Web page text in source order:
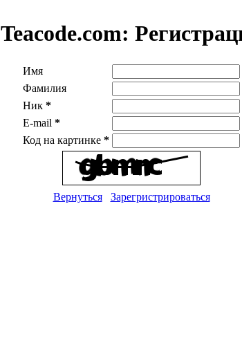
Teacode.com:
Имя
Фамилия
Ник *
E-mail *
Код на картинке *
Вернуться Зарегристрироваться